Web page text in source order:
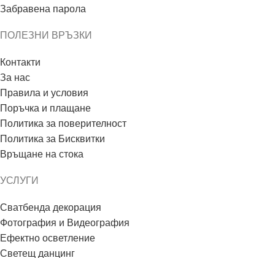
Забравена парола
ПОЛЕЗНИ ВРЪЗКИ
Контакти
За нас
Правила и условия
Поръчка и плащане
Политика за поверителност
Политика за Бисквитки
Връщане на стока
УСЛУГИ
Сватбенда декорация
Фотография и Видеография
Ефектно осветление
Светещ данцинг